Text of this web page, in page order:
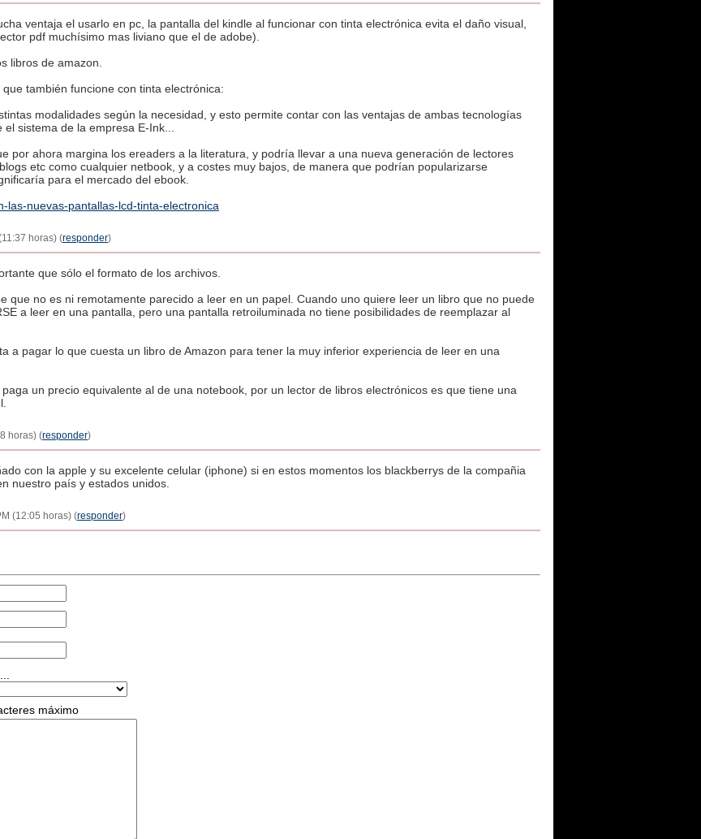
ventaja el usarlo en pc, la pantalla del kindle al funcionar con tinta electrónica evita el daño visual,
pdf muchísimo mas liviano que el de adobe).
libros de amazon.
también funcione con tinta electrónica:
modalidades según la necesidad, y esto permite contar con las ventajas de ambas tecnologías
sistema de la empresa E-Ink...
por ahora margina los ereaders a la literatura, y podría llevar a una nueva generación de lectores
etc como cualquier netbook, y a costes muy bajos, de manera que podrían popularizarse
para el mercado del ebook.
las-nuevas-pantallas-lcd-tinta-electronica
horas) (responder)
que sólo el formato de los archivos.
que no es ni remotamente parecido a leer en un papel. Cuando uno quiere leer un libro que no puede
a leer en una pantalla, pero una pantalla retroiluminada no tiene posibilidades de reemplazar al
a pagar lo que cuesta un libro de Amazon para tener la muy inferior experiencia de leer en una
un precio equivalente al de una notebook, por un lector de libros electrónicos es que tiene una
horas) (responder)
con la apple y su excelente celular (iphone) si en estos momentos los blackberrys de la compañia
nuestro país y estados unidos.
(12:05 horas) (responder)
máximo